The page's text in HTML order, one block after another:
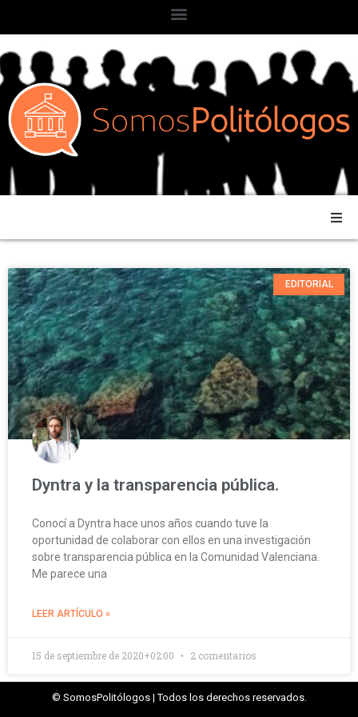
EDITORIAL
Dyntra y la transparencia pública.
Conocí a Dyntra hace unos años cuando tuve la
oportunidad de colaborar con ellos en una investigación
sobre transparencia pública en la Comunidad Valenciana.
Me parece una
LEER ARTÍCULO »
15 de septiembre de 2020+02:00 2 comentarios
© SomosPolitólogos | Todos los derechos reservados.